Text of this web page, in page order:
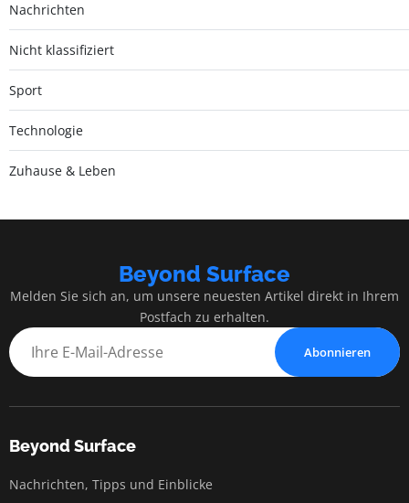
Nachrichten
Nicht klassifiziert
Sport
Technologie
Zuhause & Leben
Beyond Surface
Melden Sie sich an, um unsere neuesten Artikel direkt in Ihrem
Postfach zu erhalten.
Abonnieren
Beyond Surface
Nachrichten, Tipps und Einblicke